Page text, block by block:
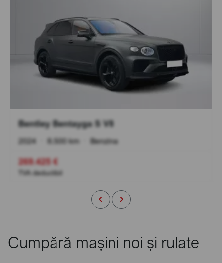
Bentley Bentayga S V8
2024 8.500 km Benzina
269.425 €
TVA deductibil
Cumpără mașini noi și rulate